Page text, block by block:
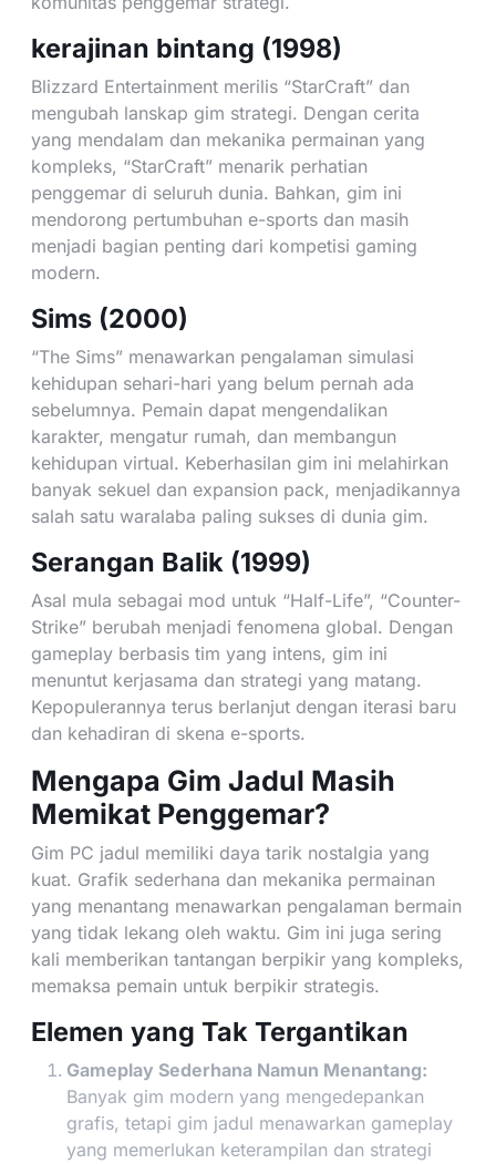
kerajinan bintang (1998)
Blizzard Entertainment merilis “StarCraft” dan
mengubah lanskap gim strategi. Dengan cerita
yang mendalam dan mekanika permainan yang
kompleks, “StarCraft” menarik perhatian
penggemar di seluruh dunia. Bahkan, gim ini
mendorong pertumbuhan e-sports dan masih
menjadi bagian penting dari kompetisi gaming
modern.
Sims (2000)
“The Sims” menawarkan pengalaman simulasi
kehidupan sehari-hari yang belum pernah ada
sebelumnya. Pemain dapat mengendalikan
karakter, mengatur rumah, dan membangun
kehidupan virtual. Keberhasilan gim ini melahirkan
banyak sekuel dan expansion pack, menjadikannya
salah satu waralaba paling sukses di dunia gim.
Serangan Balik (1999)
Asal mula sebagai mod untuk “Half-Life”, “Counter-
Strike” berubah menjadi fenomena global. Dengan
gameplay berbasis tim yang intens, gim ini
menuntut kerjasama dan strategi yang matang.
Kepopulerannya terus berlanjut dengan iterasi baru
dan kehadiran di skena e-sports.
Mengapa Gim Jadul Masih
Memikat Penggemar?
Gim PC jadul memiliki daya tarik nostalgia yang
kuat. Grafik sederhana dan mekanika permainan
yang menantang menawarkan pengalaman bermain
yang tidak lekang oleh waktu. Gim ini juga sering
kali memberikan tantangan berpikir yang kompleks,
memaksa pemain untuk berpikir strategis.
Elemen yang Tak Tergantikan
Gameplay Sederhana Namun Menantang:
Banyak gim modern yang mengedepankan
grafis, tetapi gim jadul menawarkan gameplay
yang memerlukan keterampilan dan strategi